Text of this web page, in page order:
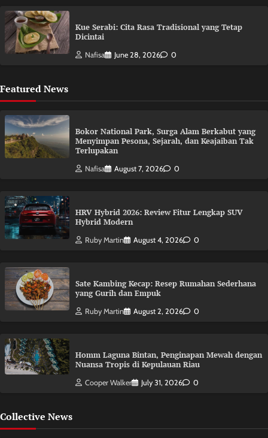
Kue Serabi: Cita Rasa Tradisional yang Tetap
Dicintai
Nafisa June 28, 2026 0
Featured News
Bokor National Park, Surga Alam Berkabut yang
Menyimpan Pesona, Sejarah, dan Keajaiban Tak
Terlupakan
Nafisa August 7, 2026 0
HRV Hybrid 2026: Review Fitur Lengkap SUV
Hybrid Modern
Ruby Martin August 4, 2026 0
Sate Kambing Kecap: Resep Rumahan Sederhana
yang Gurih dan Empuk
Ruby Martin August 2, 2026 0
Homm Laguna Bintan, Penginapan Mewah dengan
Nuansa Tropis di Kepulauan Riau
Cooper Walker July 31, 2026 0
Collective News